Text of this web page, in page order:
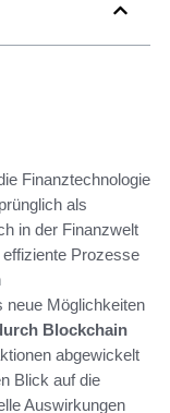
Finanztechnologie
als
in der Finanzwelt
Prozesse
neue Möglichkeiten
Blockchain
abgewickelt
Blick auf die
Auswirkungen